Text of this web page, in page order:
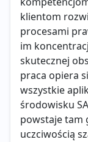
klientom
procesami
im
skutecznej
praca opiera
wszystkie
środowisku
powstaje tam
uczciwością